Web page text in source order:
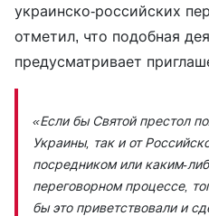
украинско-российских
отметил, что подобная
предусматривает
«Если бы Святой престол
Украины, так и от
посредником или каким-
переговорном процессе,
бы это приветствовали и